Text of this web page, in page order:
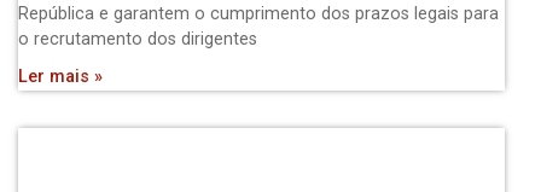
República e garantem o cumprimento dos prazos legais para
o recrutamento dos dirigentes
Ler mais »